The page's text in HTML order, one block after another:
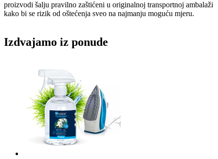
proizvodi šalju pravilno zaštićeni u originalnoj transportnoj ambalaži
kako bi se rizik od oštećenja sveo na najmanju moguću mjeru.
Izdvajamo iz ponude